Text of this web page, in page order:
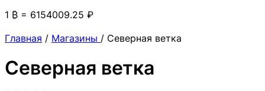
1 ₿ = 6154009.25 ₽
Главная / Магазины / Северная ветка
Северная ветка